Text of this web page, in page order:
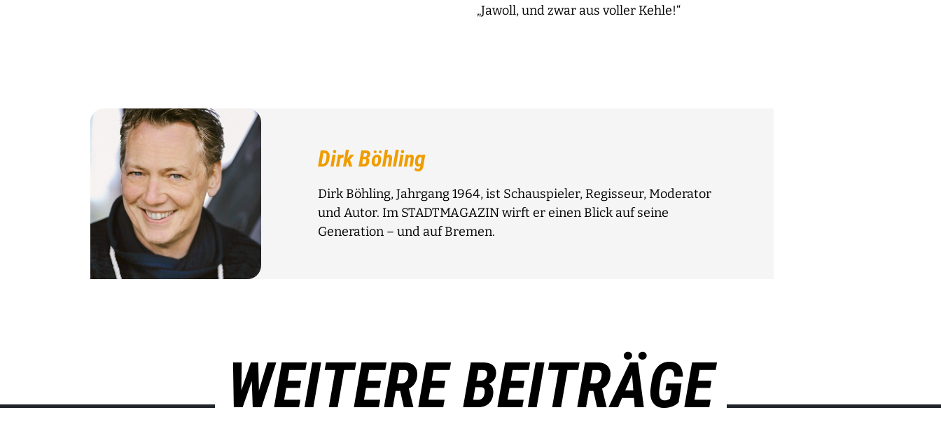
„Jawoll, und zwar aus voller Kehle!“
Dirk Böhling
Dirk Böhling, Jahrgang 1964, ist Schauspieler, Regisseur, Moderator
und Autor. Im STADTMAGAZIN wirft er einen Blick auf seine
Generation – und auf Bremen.
WEITERE BEITRÄGE